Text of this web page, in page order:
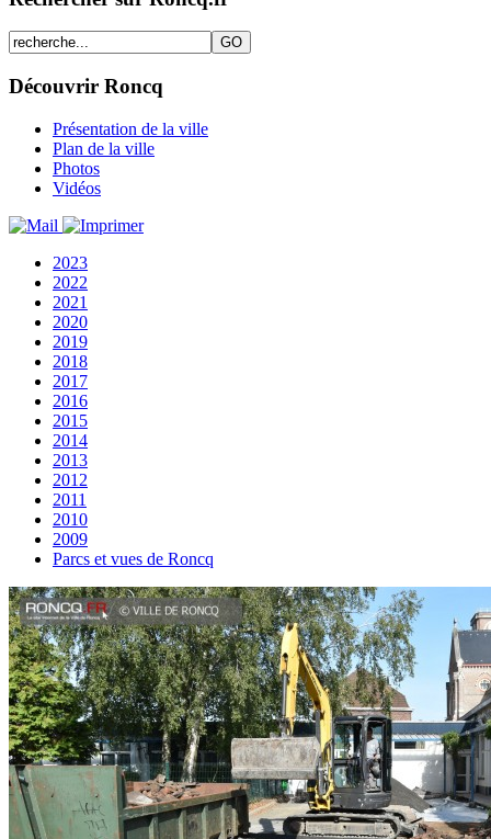
Découvrir Roncq
Présentation de la ville
Plan de la ville
Photos
Vidéos
2023
2022
2021
2020
2019
2018
2017
2016
2015
2014
2013
2012
2011
2010
2009
Parcs et vues de Roncq